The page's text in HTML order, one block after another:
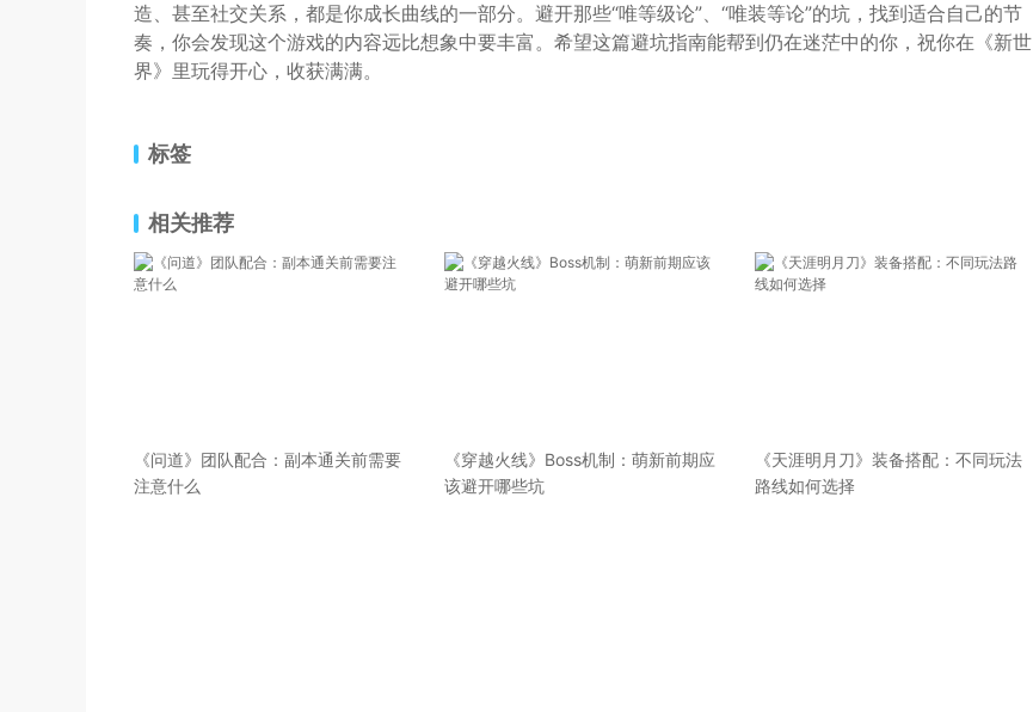
造、甚至社交关系，都是你成长曲线的一部分。避开那些“唯等级论”、“唯装等论”的坑，找到适合自己的节
奏，你会发现这个游戏的内容远比想象中要丰富。希望这篇避坑指南能帮到仍在迷茫中的你，祝你在《新世
界》里玩得开心，收获满满。
标签
相关推荐
《问道》团队配合：副本通关前需要
注意什么
《穿越火线》Boss机制：萌新前期应
该避开哪些坑
《天涯明月刀》装备搭配：不同玩法
路线如何选择